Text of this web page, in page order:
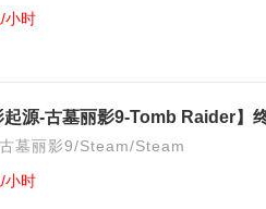
/小时
起源-古墓丽影9-Tomb Raider】
墓丽影9/Steam/Steam
/小时